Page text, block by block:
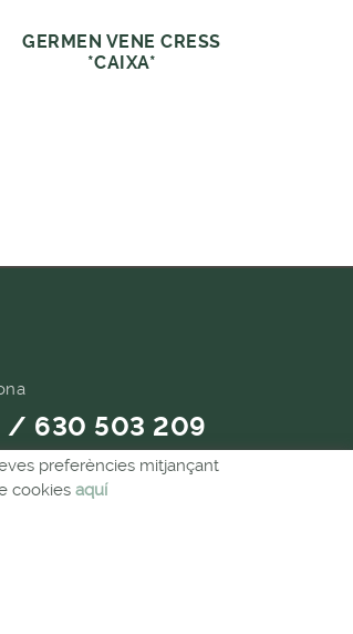
GERMEN VENE CRESS
*CAIXA*
/ 630 503 209
preferències mitjançant
cookies aquí